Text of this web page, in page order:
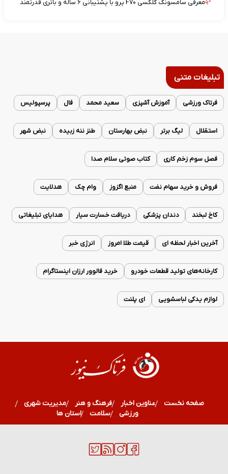
معرفی سامسونگ گلکسی F۷۰ پرو با پشتیبانی ۶ ساله و باتری قدرتمند
تبلیغات متنی
فرتاک ورزشی آموزش آشپزی سعید محمد فال پرسپولیس
استقلال لیگ برتر نبض بهارستان طنز ننه زبیده نبض شهر
فصل سوم زخم کاری کتاب صوتی سلام صدا
فروش و خرید سهام نفت منبع اگزوز وام چک هدلایت
کاخ لبخند دندان پزشکی دریافت خسارت سیار هدایای تبلیغاتی
آخرین اخبار لحظه ای قیمت طلا امروز انرژی خبر
کارخانه‌های تولید قطعات خودرو خرید فالوور ارزان اینستاگرام
لوازم یدکی لباسشویی ای پلنت
صفحه نخست عناوین اخبار فرهنگ و هنر
مدیریت شهری
ورزشی سلامت استان ها